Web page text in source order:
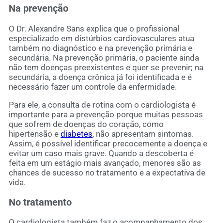
Na prevenção
O Dr. Alexandre Sans explica que o profissional
especializado em distúrbios cardiovasculares atua
também no diagnóstico e na prevenção primária e
secundária. Na prevenção primária, o paciente ainda
não tem doenças preexistentes e quer se prevenir; na
secundária, a doença crônica já foi identificada e é
necessário fazer um controle da enfermidade.
Para ele, a consulta de rotina com o cardiologista é
importante para a prevenção porque muitas pessoas
que sofrem de doenças do coração, como
hipertensão e diabetes, não apresentam sintomas.
Assim, é possível identificar precocemente a doença e
evitar um caso mais grave. Quando a descoberta é
feita em um estágio mais avançado, menores são as
chances de sucesso no tratamento e a expectativa de
vida.
No tratamento